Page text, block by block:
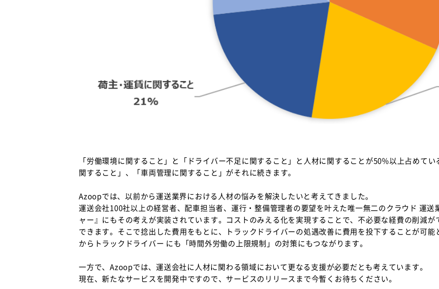
「労働環境に関すること」と「ドライバー不足に関すること」と人材に関することが50%以上占めて
関すること」、「車両管理に関すること」がそれに続きます。
Azoopでは、以前から運送業界における人材の悩みを解決したいと考えてきました。
運送会社100社以上の経営者、配車担当者、運行・整備管理者の要望を叶えた唯一無二のクラウド 運送
ャー』にもその考えが実装されています。コストのみえる化を実現することで、不必要な経費の削減
できます。そこで捻出した費用をもとに、トラックドライバーの処遇改善に費用を投下することが可能
からトラックドライバー にも「時間外労働の上限規制」の対策にもつながります。
一方で、Azoopでは、運送会社に人材に関わる領域において更なる支援が必要だとも考えています。
現在、新たなサービスを開発中ですので、サービスのリリースまで今暫くお待ちください。